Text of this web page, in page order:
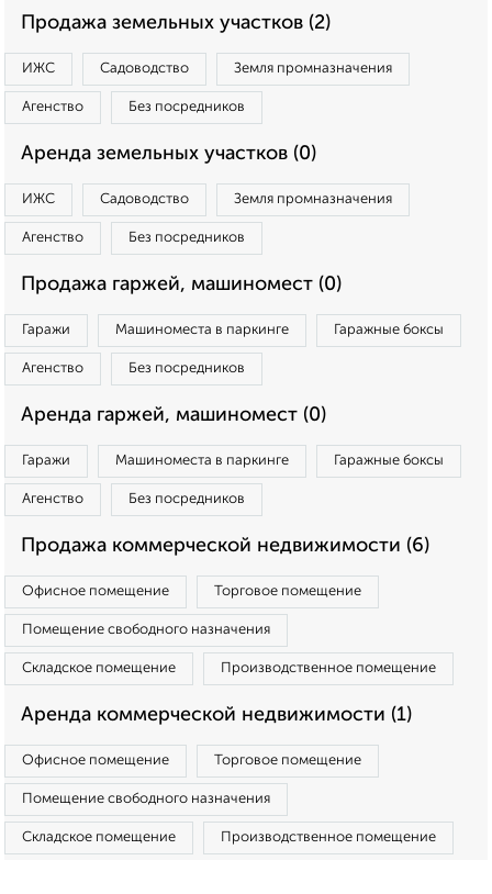
Продажа земельных участков (2)
ИЖС Садоводство Земля промназначения
Агенство Без посредников
Аренда земельных участков (0)
ИЖС Садоводство Земля промназначения
Агенство Без посредников
Продажа гаржей, машиномест (0)
Гаражи Машиноместа в паркинге Гаражные боксы
Агенство Без посредников
Аренда гаржей, машиномест (0)
Гаражи Машиноместа в паркинге Гаражные боксы
Агенство Без посредников
Продажа коммерческой недвижимости (6)
Офисное помещение Торговое помещение
Помещение свободного назначения
Складское помещение Производственное помещение
Аренда коммерческой недвижимости (1)
Офисное помещение Торговое помещение
Помещение свободного назначения
Складское помещение Производственное помещение